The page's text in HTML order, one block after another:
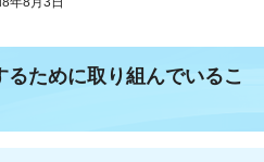
ために取り組んでいるこ